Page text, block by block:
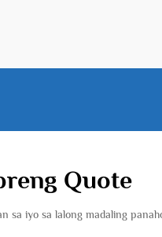
Quote
sa iyo sa lalong madaling